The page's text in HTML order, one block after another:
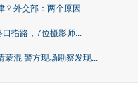
？外交部：两个原因
指路，7位摄影师...
蒙混 警方现场勘察发现...